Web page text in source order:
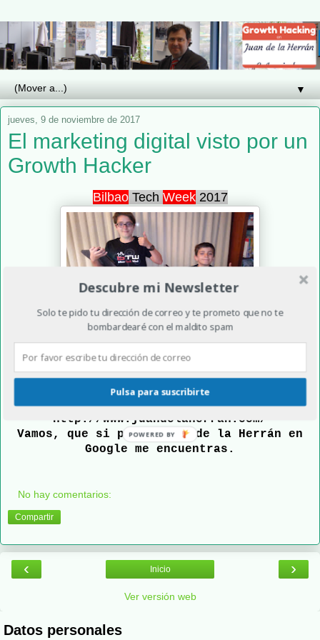
▼
jueves, 9 de noviembre de 2017
El marketing digital visto por un
Growth Hacker
BilbaoTech Week2017
Juan de la Herrán
juan@juandelaherran.com
@JuandelaHerran
https://www.linkedin.com/in/juandelaherran
/
https://www.facebook.com/JuandelaHerran/
http://www.juandelaherran.com/
Vamos, que si pones Juan de la Herrán en
Google me encuentras.
No hay comentarios:
Compartir
‹ ›
Inicio
Ver versión web
Datos personales
Descubre mi Newsletter
Solo te pido tu dirección de correo y te prometo que no te
bombardearé con el maldito spam
Pulsa para suscribirte
POWERED BY